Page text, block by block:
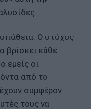
Ο στόχος
βρίσκει κάθε
εμείς οι
από το
συμφέρον
τους να